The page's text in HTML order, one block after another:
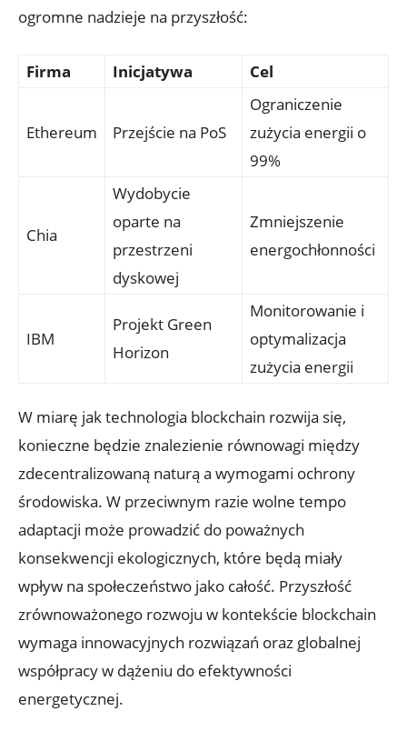
ogromne nadzieje⁣ na przyszłość:
Firma Inicjatywa Cel
Ethereum Przejście na PoS
Ograniczenie
zużycia energii‌ o
99%
Chia
Wydobycie
oparte na
przestrzeni
dyskowej
Zmniejszenie
energochłonności
IBM
Projekt Green ​
Horizon
Monitorowanie i
optymalizacja
zużycia energii
W miarę jak technologia blockchain⁣ rozwija się,
konieczne będzie znalezienie równowagi między
zdecentralizowaną naturą‍ a wymogami ‍ochrony
środowiska. W⁣ przeciwnym razie wolne tempo
adaptacji może prowadzić do poważnych
konsekwencji ekologicznych, które będą miały⁤
wpływ na ⁤społeczeństwo ⁤jako ‍całość. Przyszłość
zrównoważonego rozwoju w kontekście blockchain
wymaga innowacyjnych rozwiązań oraz globalnej
współpracy w dążeniu do efektywności
energetycznej.